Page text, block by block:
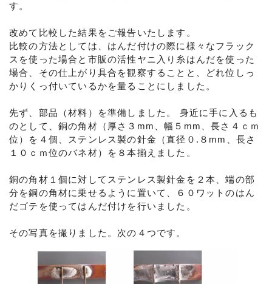
す。
改めて比較した結果をご報告いたします。
比較の方法としては、はんだ付けの際に様々なフラック
スを使った場合と市販の活性ヤニ入り糸はんだを使った
場合、その仕上がり具合を観察することと、どれ位しっ
かりくっ付いているかを量ることにしました。
先ず、部品（材料）を準備しました。 身近に手に入るも
のとして、銅の角材（厚さ３mm、幅５mm、長さ４ｃｍ
位）を４個、ステンレス製の針金（直径０.８mm、長さ
１０ｃｍ位のバネ材）を８本揃えました。
銅の角材１個に対してステンレス製針金を２本、端の部
分を銅の角材に乗せるように置いて、６０ワットのはん
だゴテを使ってはんだ付けを行いました。
その写真を撮りました。次の４つです。